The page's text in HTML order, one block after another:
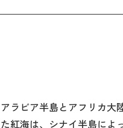
見られます。このような過
中でも、希少生物が逞しく
アラビア半島とアフリカ大
た紅海は、シナイ半島によ